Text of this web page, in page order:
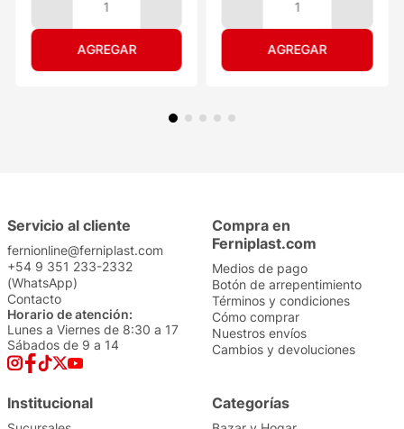
Papel Higiénico
Elegante Aloe Vera
30mts 6
2999,00
Protector Térmico
Tresemmé Antifrizz
7699,00
Servicio al cliente
fernionline@ferniplast.com
(WhatsApp)
Contacto
Compra en
Botón de arrepentimiento
Términos y condiciones